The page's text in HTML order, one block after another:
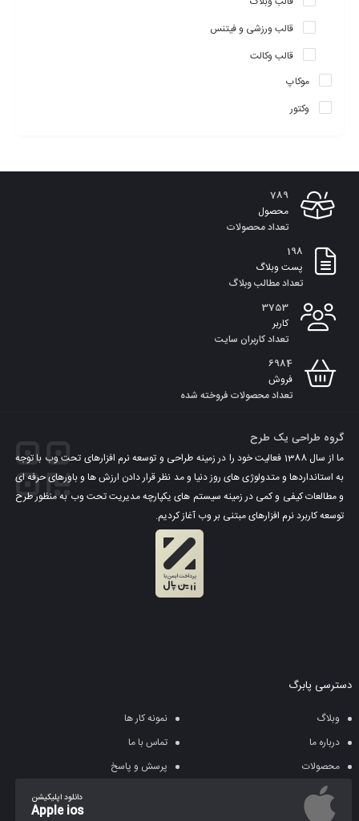
ویرایشگر سایت و مدیریت قالب
کاربران می توانند با استفاده از شبکه های اجتماعی وارد سایت شوند و
امکانات قالب استفادده کنند. ویژگی که در اکثر قالب ها دیده نمی شود
یکپارچه سازی با ووکامرس (آخرین نسخه)
قالب ورزشی و فیتنس
قالب وکالت
موکاپ
وکتور
789
محصول
تعداد محصولات
198
پست وبلاگ
تعداد مطالب وبلاگ
3753
کاربر
تعداد کاربران سایت
6984
فروش
تعداد محصولات فروخته شده
گروه طراحی یک طرح
ما از سال 1388 فعالیت خود را در زمینه طراحی و توسعه نرم افزارهای تحت وب با توجه
به استانداردها و متدولوژی های روز دنیا و مد نظر قرار دادن ارزش ها و باورهای حرفه ای
و مطالعات کیفی و کمی در زمینه سیستم های یکپارچه مدیریت تحت وب به منظور طرح
توسعه کاربرد نرم افزارهای مبتنی بر وب آغاز کردیم.
دسترسی پابرگ
وبلاگ
نمونه کار ها
درباره ما
تماس با ما
محصولات
پرسش و پاسخ
دانلود اپلیکیشن
Apple ios